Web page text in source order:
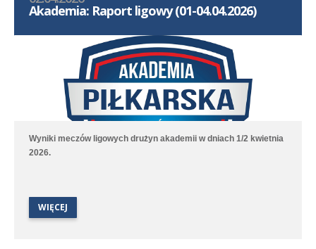
Akademia: Raport ligowy (01-04.04.2026)
Wyniki meczów ligowych drużyn akademii w dniach 1/2 kwietnia
2026.
WIĘCEJ